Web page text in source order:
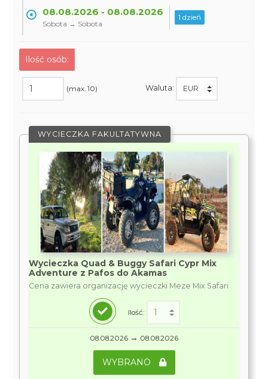
08.08.2026 - 08.08.2026
Sobota → Sobota
1 dzień
Ilość osób:
(max. 10) Waluta:
WYCIECZKA FAKULTATYWNA
Wycieczka Quad & Buggy Safari Cypr Mix
Adventure z Pafos do Akamas
Cena zawiera organizację wycieczki Meze Mix Safari
Ilość:
08.08.2026 → 08.08.2026
WYBRANO